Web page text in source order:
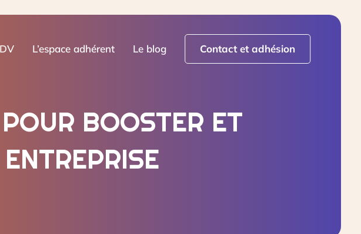
L’espace adhérent Le blog Contact et adhésion
BOOSTER ET